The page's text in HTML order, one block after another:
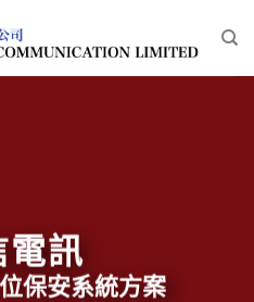
電訊
保安系統方案